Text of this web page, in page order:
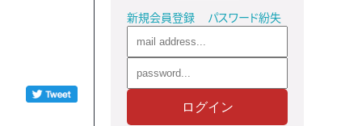
新規会員登録 パスワード紛失
ログイン